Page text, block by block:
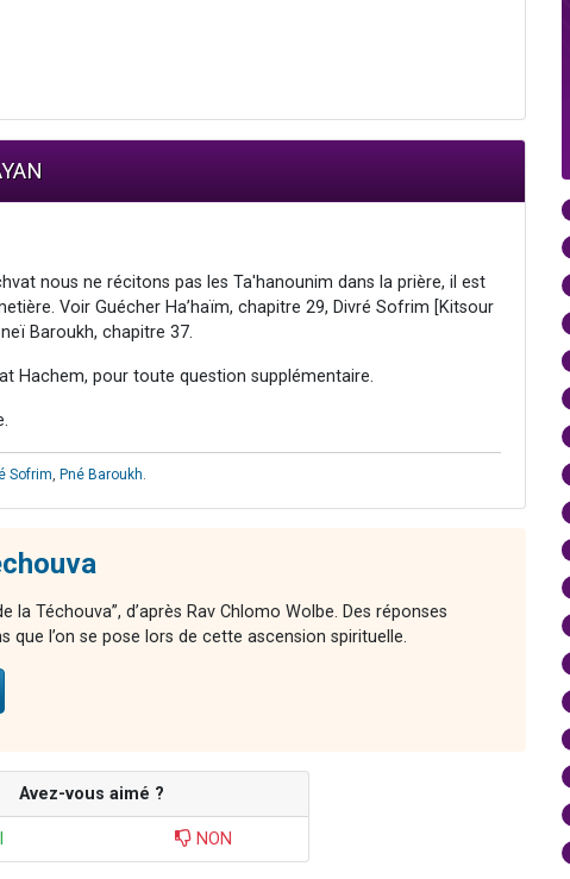
nous ne récitons pas les Ta'hanounim dans la prière, il est
Voir Guécher Ha’haïm, chapitre 29, Divré Sofrim [Kitsour
Baroukh, chapitre 37.
Hachem, pour toute question supplémentaire.
Sofrim Pné Baroukh
la Téchouva”, d’après Rav Chlomo Wolbe. Des réponses
que l’on se pose lors de cette ascension spirituelle.
Avez-vous aimé ?
NON